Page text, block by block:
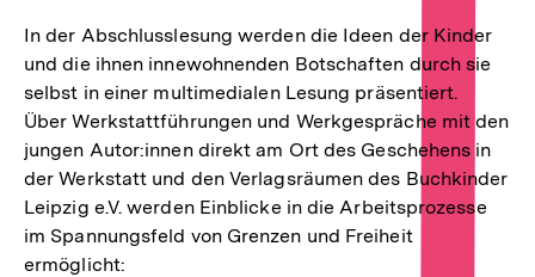
In der Abschlusslesung werden die Ideen der Kinder
und die ihnen innewohnenden Botschaften durch sie
selbst in einer multimedialen Lesung präsentiert.
Über Werkstattführungen und Werkgespräche mit den
jungen Autor:innen direkt am Ort des Geschehens in
der Werkstatt und den Verlagsräumen des Buchkinder
Leipzig e.V. werden Einblicke in die Arbeitsprozesse
im Spannungsfeld von Grenzen und Freiheit
ermöglicht: